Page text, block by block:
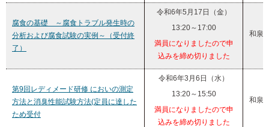
腐食の基礎 ～腐食トラブル発生時の
分析および腐食試験の実例～（受付終
了）
令和6年5月17日（金）
13:20～17:00
満員になりましたので申
込みを締め切りました
和泉
第9回レディメード研修 においの測定
方法と消臭性能試験方法(定員に達した
ため受付
令和6年3月6日（水）
13:20～15:50
満員になりましたので申
込みを締め切りました
和泉